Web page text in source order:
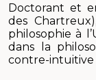
Doctorant et
des
philosophie à
dans la
contre-intuitive